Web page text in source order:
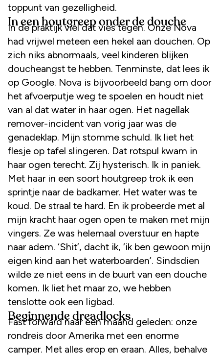
toppunt van gezelligheid.
In een houtgreep onder de douche
In de praktijk viel dat vies tegen. Onze Nova
had vrijwel meteen een hekel aan douchen. Op
zich niks abnormaals, veel kinderen blijken
doucheangst te hebben. Tenminste, dat lees ik
op Google. Nova is bijvoorbeeld bang om door
het afvoerputje weg te spoelen en houdt niet
van al dat water in haar ogen. Het nagellak
remover-incident van vorig jaar was de
genadeklap. Mijn stomme schuld. Ik liet het
flesje op tafel slingeren. Dat rotspul kwam in
haar ogen terecht. Zij hysterisch. Ik in paniek.
Met haar in een soort houtgreep trok ik een
sprintje naar de badkamer. Het water was te
koud. De straal te hard. En ik probeerde met al
mijn kracht haar ogen open te maken met mijn
vingers. Ze was helemaal overstuur en hapte
naar adem. ‘Shit’, dacht ik, ‘ik ben gewoon mijn
eigen kind aan het waterboarden’. Sindsdien
wilde ze niet eens in de buurt van een douche
komen. Ik liet het maar zo, we hebben
tenslotte ook een ligbad.
Beginnende dreadlocks
Fast forward naar een maand geleden: onze
rondreis door Amerika met een enorme
camper. Met alles erop en eraan. Alles, behalve